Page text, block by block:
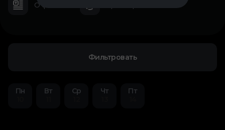
О фильме
Фильтровать
Пн
Вт
Ср
Чт
Пт